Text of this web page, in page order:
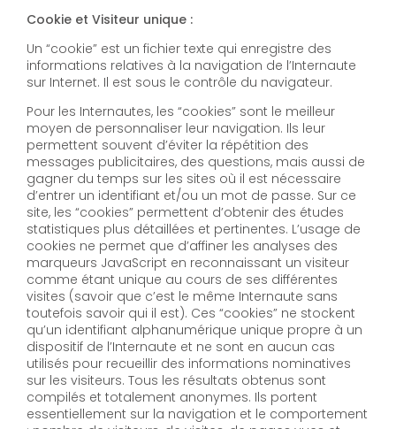
Cookie et Visiteur unique :
Un “cookie” est un fichier texte qui enregistre des
informations relatives à la navigation de l’Internaute
sur Internet. Il est sous le contrôle du navigateur.
Pour les Internautes, les “cookies” sont le meilleur
moyen de personnaliser leur navigation. Ils leur
permettent souvent d’éviter la répétition des
messages publicitaires, des questions, mais aussi de
gagner du temps sur les sites où il est nécessaire
d’entrer un identifiant et/ou un mot de passe. Sur ce
site, les “cookies” permettent d’obtenir des études
statistiques plus détaillées et pertinentes. L’usage de
cookies ne permet que d’affiner les analyses des
marqueurs JavaScript en reconnaissant un visiteur
comme étant unique au cours de ses différentes
visites (savoir que c’est le même Internaute sans
toutefois savoir qui il est). Ces “cookies” ne stockent
qu’un identifiant alphanumérique unique propre à un
dispositif de l’Internaute et ne sont en aucun cas
utilisés pour recueillir des informations nominatives
sur les visiteurs. Tous les résultats obtenus sont
compilés et totalement anonymes. Ils portent
essentiellement sur la navigation et le comportement